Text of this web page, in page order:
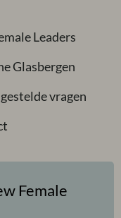
Leaders
Glasbergen
vragen
Female